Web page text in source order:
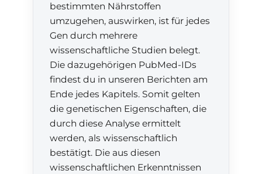
bestimmten Nährstoffen
umzugehen, auswirken, ist für jedes
Gen durch mehrere
wissenschaftliche Studien belegt.
Die dazugehörigen PubMed-IDs
findest du in unseren Berichten am
Ende jedes Kapitels. Somit gelten
die genetischen Eigenschaften, die
durch diese Analyse ermittelt
werden, als wissenschaftlich
bestätigt. Die aus diesen
wissenschaftlichen Erkenntnissen